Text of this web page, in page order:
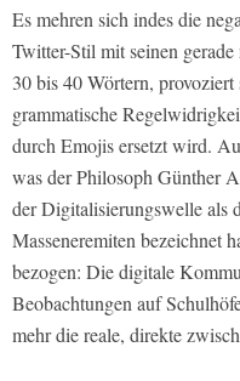
Es mehren sich indes die
Twitter-Stil mit seinen
30 bis 40 Wörtern,
grammatische
durch Emojis ersetzt wird.
was der Philosoph Günther
der Digitalisierungswelle als
Masseneremiten bezeichnet
bezogen: Die digitale
Beobachtungen auf
mehr die reale, direkte